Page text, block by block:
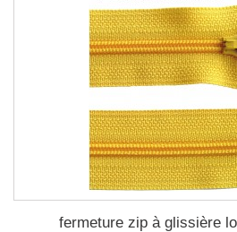
fermeture zip à glissière